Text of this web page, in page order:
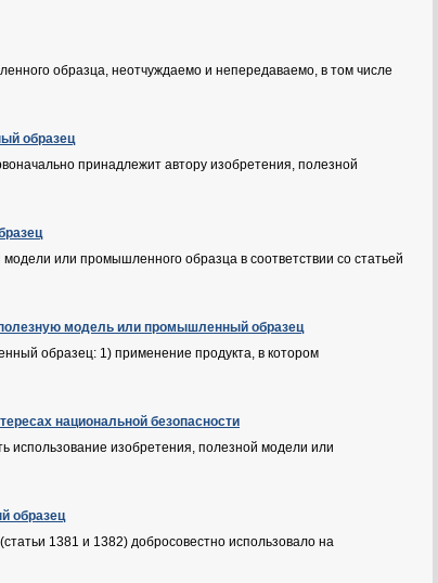
образца, неотчуждаемо и непередаваемо, в том числе
образец
принадлежит автору изобретения, полезной
или промышленного образца в соответствии со статьей
модель или промышленный образец
образец: 1) применение продукта, в котором
национальной безопасности
использование изобретения, полезной модели или
образец
1381 и 1382) добросовестно использовало на